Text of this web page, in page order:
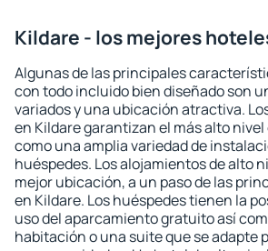
Kildare - los mejores
Algunas de las principales
con todo incluido bien diseñado son
variados y una ubicación atractiva.
en Kildare garantizan el más alto
como una amplia variedad de
huéspedes. Los alojamientos de alto
mejor ubicación, a un paso de las
en Kildare. Los huéspedes tienen la
uso del aparcamiento gratuito así
habitación o una suite que se adapte